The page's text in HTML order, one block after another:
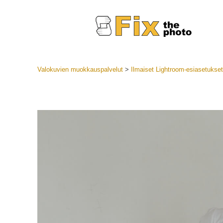
Valokuvien muokkauspalvelut> Ilmaiset Lightroom-esiasetukset